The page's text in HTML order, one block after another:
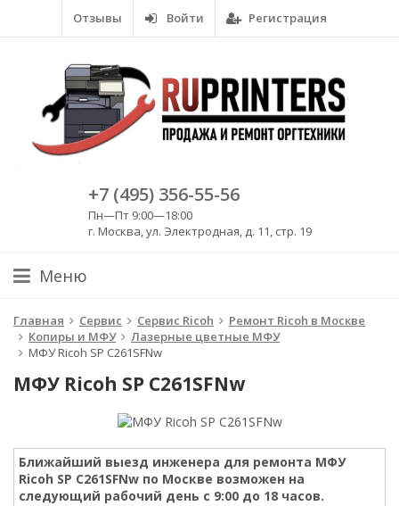
Отзывы Войти Регистрация
+7 (495) 356-55-56
Пн—Пт 9:00—18:00
г. Москва, ул. Электродная, д. 11, стр. 19
Меню
Главная Сервис Сервис Ricoh
Ремонт Ricoh в Москве
Копиры и МФУ
Лазерные цветные МФУ
МФУ Ricoh SP C261SFNw
МФУ Ricoh SP C261SFNw
Ближайший выезд инженера для ремонта МФУ
Ricoh SP C261SFNw по Москве возможен на
следующий рабочий день с 9:00 до 18 часов.